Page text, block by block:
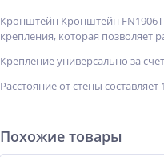
Кронштейн Кронштейн FN1906T
крепления, которая позволяет
Крепление универсально за
Расстояние от стены
Похожие товары